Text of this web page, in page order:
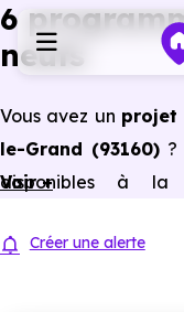
6
neufs
Vous avez un projet
le-Grand (93160)?
disponibles à
prix promoteuret
Voir +
Créer une alerte